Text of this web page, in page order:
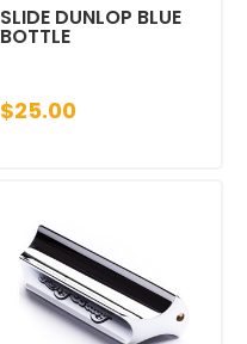
SLIDE DUNLOP BLUE
BOTTLE
$25.00